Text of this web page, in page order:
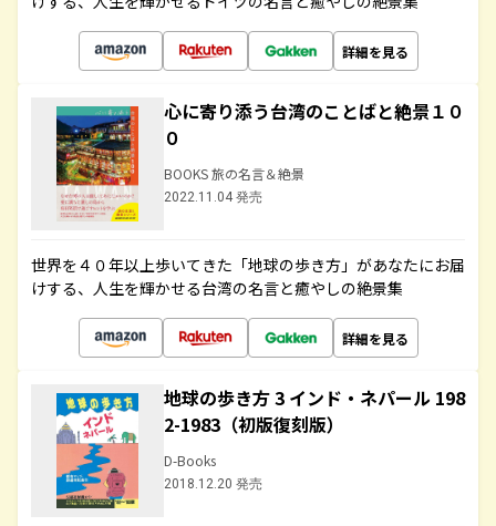
詳細を見る
心に寄り添う台湾のことばと絶景１０
０
BOOKS 旅の名言＆絶景
2022.11.04 発売
世界を４０年以上歩いてきた「地球の歩き方」があなたにお届
けする、人生を輝かせる台湾の名言と癒やしの絶景集
詳細を見る
地球の歩き方 3 インド・ネパール 198
2-1983（初版復刻版）
D-Books
2018.12.20 発売